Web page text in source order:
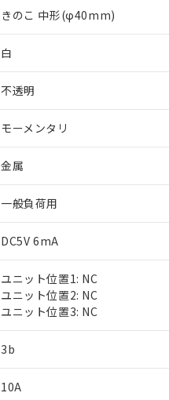
きのこ 中形(φ40mm)
白
不透明
モーメンタリ
金属
一般負荷用
DC5V 6mA
ユニット位置1: NC
ユニット位置2: NC
ユニット位置3: NC
3b
10A以下の条件をお読みいただ
※1 対応状況
対応済み：EU RoHS指
対応予定：EU RoHS指令（
対応予定なし：EU RoHS
仕入先様の事情により、非
があります。
※1 中国RoHS○×表